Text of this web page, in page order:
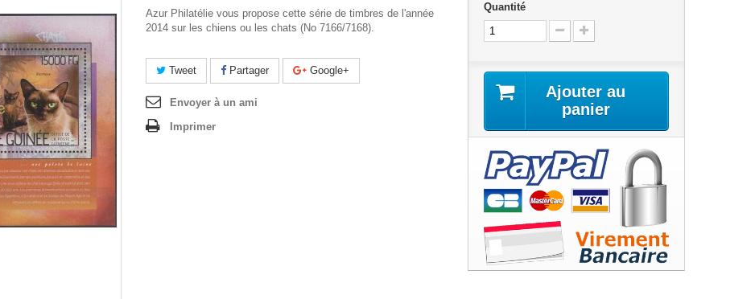
Azur Philatélie vous propose cette série de timbres de l'année
2014 sur les chiens ou les chats (No 7166/7168).
Tweet Partager Google+
Envoyer à un ami
Imprimer
Quantité
Ajouter au
panier